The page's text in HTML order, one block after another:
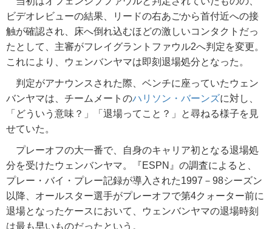
ビデオレビューの結果、リードの右あごから首付近への接
触が確認され、床へ倒れ込むほどの激しいコンタクトだっ
たとして、主審がフレイグラントファウル2へ判定を変更。
これにより、ウェンバンヤマは即刻退場処分となった。
判定がアナウンスされた際、ベンチに座っていたウェン
バンヤマは、チームメートのハリソン・バーンズに対し、
「どういう意味？」「退場ってこと？」と尋ねる様子を見
せていた。
プレーオフの大一番で、自身のキャリア初となる退場処
分を受けたウェンバンヤマ。『ESPN』の調査によると、
プレー・バイ・プレー記録が導入された1997－98シーズン
以降、オールスター選手がプレーオフで第4クォーター前に
退場となったケースにおいて、ウェンバンヤマの退場時刻
は最も早いものだったという。